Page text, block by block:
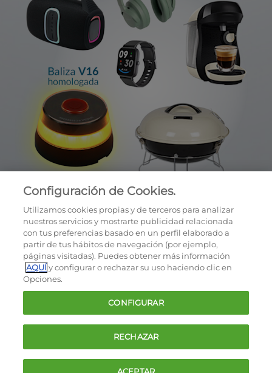
Cookies
Política de privacidad
Términos y condiciones de la oferta
Contacto
FAQ
Configuración de Cookies.
Utilizamos cookies propias y de terceros para analizar
nuestros servicios y mostrarte publicidad relacionada
con tus preferencias basado en un perfil elaborado a
partir de tus hábitos de navegación (por ejemplo,
páginas visitadas). Puedes obtener más información
AQUÍy configurar o rechazar su uso haciendo clic en
Opciones.
CONFIGURAR
RECHAZAR